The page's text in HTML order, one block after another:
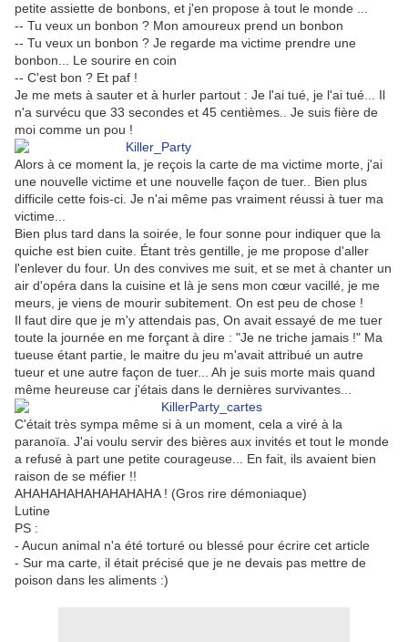
petite assiette de bonbons, et j'en propose à tout le monde ...
-- Tu veux un bonbon ? Mon amoureux prend un bonbon
-- Tu veux un bonbon ? Je regarde ma victime prendre une
bonbon... Le sourire en coin
-- C'est bon ? Et paf !
Je me mets à sauter et à hurler partout : Je l'ai tué, je l'ai tué... Il
n'a survécu que 33 secondes et 45 centièmes.. Je suis fière de
moi comme un pou !
Alors à ce moment la, je reçois la carte de ma victime morte, j'ai
une nouvelle victime et une nouvelle façon de tuer.. Bien plus
difficile cette fois-ci. Je n'ai même pas vraiment réussi à tuer ma
victime...
Bien plus tard dans la soirée, le four sonne pour indiquer que la
quiche est bien cuite. Étant très gentille, je me propose d'aller
l'enlever du four. Un des convives me suit, et se met à chanter un
air d'opéra dans la cuisine et là je sens mon cœur vacillé, je me
meurs, je viens de mourir subitement. On est peu de chose !
Il faut dire que je m'y attendais pas, On avait essayé de me tuer
toute la journée en me forçant à dire : "Je ne triche jamais !" Ma
tueuse étant partie, le maitre du jeu m'avait attribué un autre
tueur et une autre façon de tuer... Ah je suis morte mais quand
même heureuse car j'étais dans le dernières survivantes...
C'était très sympa même si à un moment, cela a viré à la
paranoïa. J'ai voulu servir des bières aux invités et tout le monde
a refusé à part une petite courageuse... En fait, ils avaient bien
raison de se méfier !!
AHAHAHAHAHAHAHAHA ! (Gros rire démoniaque)
Lutine
PS :
- Aucun animal n'a été torturé ou blessé pour écrire cet article
- Sur ma carte, il était précisé que je ne devais pas mettre de
poison dans les aliments :)